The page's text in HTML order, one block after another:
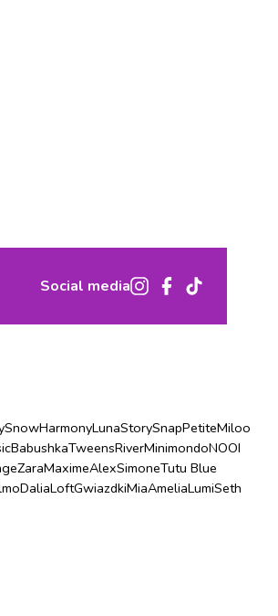
Social media
SnowHarmonyLunaStorySnapPetiteMiloo
BabushkaTweensRiverMinimondoNOOI
ZaraMaximeAlexSimoneTutu Blue
DaliaLoftGwiazdkiMiaAmeliaLumiSeth